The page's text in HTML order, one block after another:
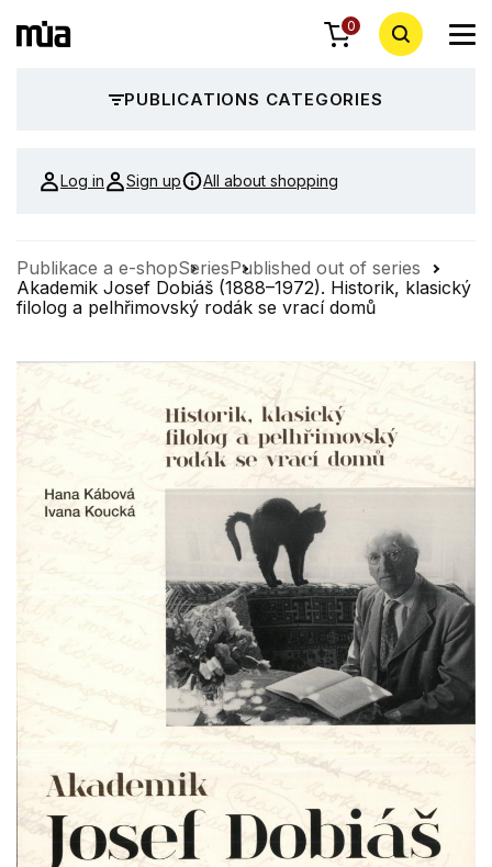
0
PUBLICATIONS CATEGORIES
Log in Sign up All about shopping
Publikace a e-shopSeriesPublished out of series
Akademik Josef Dobiáš (1888–1972). Historik, klasický
filolog a pelhřimovský rodák se vrací domů